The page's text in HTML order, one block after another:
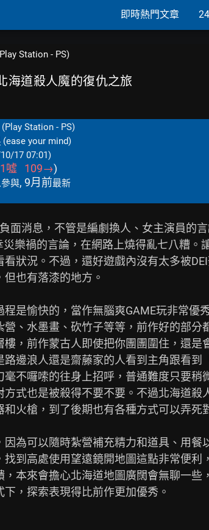
即時熱門文章
Station - PS)
海道殺人魔的復仇之旅
(Play Station - PS)
(ease your mind)
17 07:01)
1噓 109→)
參與, 9月前最新
面消息，不管是編劇換人、女主演員的
樂禍的言論，在網路上燒得亂七八糟。
狀況。不過，還好遊戲內沒有太多被
也有落漆的地方。
是愉快的，當作無腦爽GAME玩非常優
營、水墨畫、砍竹子等等，前作好的部分
樓，前作蒙古人即使把你團團圍住，還是
路邊浪人還是齋藤家的人看到主角跟看到
不囉嗦的往身上招呼，普通難度只要稍
式也是被殺得不要不要。不過北海道殺
和火槍，到了後期也有各種方式可以弄死
為可以隨時紮營補充精力和道具、用餐
找到高處使用望遠鏡開地圖這點非常便利
本來會擔心北海道地圖廣闊會無聊一些
，探索表現得比前作更加優秀。